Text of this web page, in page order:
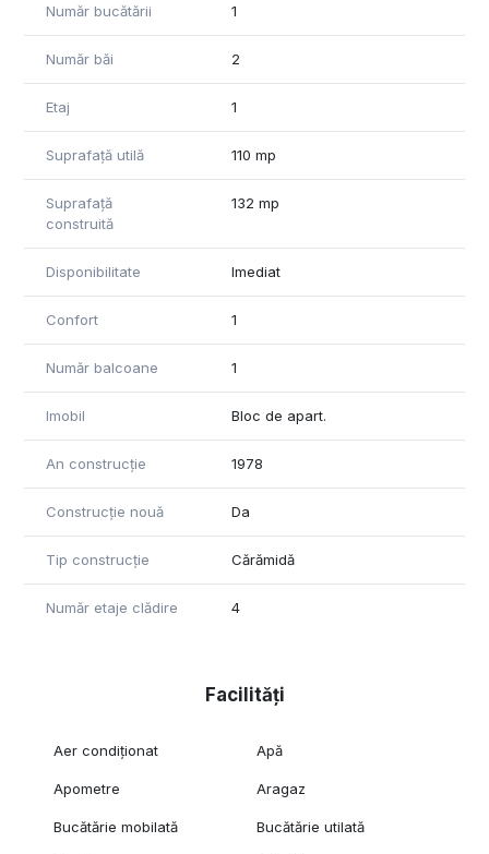
Număr bucătării 1
Număr băi 2
Etaj 1
Suprafață utilă 110 mp
Suprafață
construită
132 mp
Disponibilitate Imediat
Confort 1
Număr balcoane 1
Imobil Bloc de apart.
An construcție 1978
Construcție nouă Da
Tip construcție Cărămidă
Număr etaje clădire 4
Facilități
Aer condiționat Apă
Apometre Aragaz
Bucătărie mobilată Bucătărie utilată